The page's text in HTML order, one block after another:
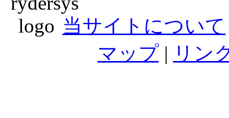
当サイトについて
マップ| リン